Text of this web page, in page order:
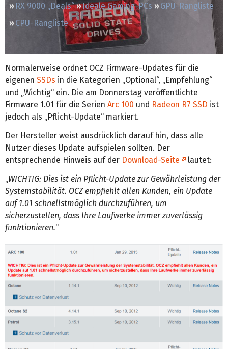
RX 9000 „Deals“
Ideale Gaming-PCs
GPU-Rangliste
CPU-Rangliste
Normalerweise ordnet OCZ Firmware-Updates für die
eigenen SSDs in die Kategorien „Optional“, „Empfehlung“
und „Wichtig“ ein. Die am Donnerstag veröffentlichte
Firmware 1.01 für die Serien Arc 100 und Radeon R7 SSD ist
jedoch als „Pflicht-Update“ markiert.
Der Hersteller weist ausdrücklich darauf hin, dass alle
Nutzer dieses Update aufspielen sollten. Der
entsprechende Hinweis auf der Download-Seite
lautet:
WICHTIG: Dies ist ein Pflicht-Update zur Gewährleistung der
Systemstabilität. OCZ empfiehlt allen Kunden, ein Update
auf 1.01 schnellstmöglich durchzuführen, um
sicherzustellen, dass Ihre Laufwerke immer zuverlässig
funktionieren.“